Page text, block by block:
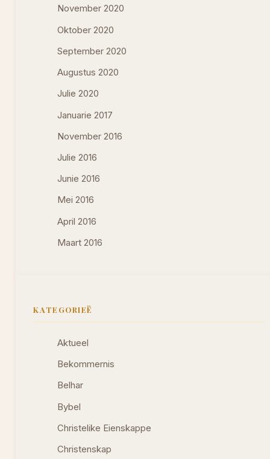
November 2020
Oktober 2020
September 2020
Augustus 2020
Julie 2020
Januarie 2017
November 2016
Julie 2016
Junie 2016
Mei 2016
April 2016
Maart 2016
KATEGORIEË
Aktueel
Bekommernis
Belhar
Bybel
Christelike Eienskappe
Christenskap